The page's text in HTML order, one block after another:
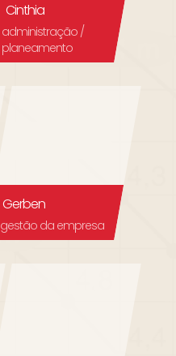
Cinthia
administração /
planeamento
Gerben
gestão da empresa